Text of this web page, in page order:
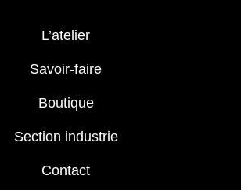
L’atelier
Savoir-faire
Boutique
Section industrie
Contact